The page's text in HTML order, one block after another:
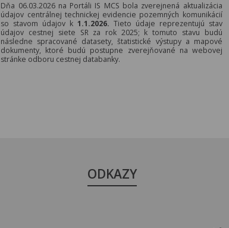
Dňa 06.03.2026 na Portáli IS MCS bola zverejnená aktualizácia
údajov centrálnej technickej evidencie pozemných komunikácií
so stavom údajov k 1.1.2026. Tieto údaje reprezentujú stav
údajov cestnej siete SR za rok 2025; k tomuto stavu budú
následne spracované datasety, štatistické výstupy a mapové
dokumenty, ktoré budú postupne zverejňované na webovej
stránke odboru cestnej databanky.
ODKAZY